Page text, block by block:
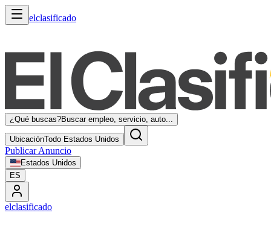
elclasificado
¿Qué buscas?Buscar empleo, servicio, auto...
UbicaciónTodo Estados Unidos
Publicar Anuncio
Estados Unidos
ES
elclasificado